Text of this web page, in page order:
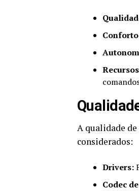
A qualidade
considerados:
Drivers:
Codec